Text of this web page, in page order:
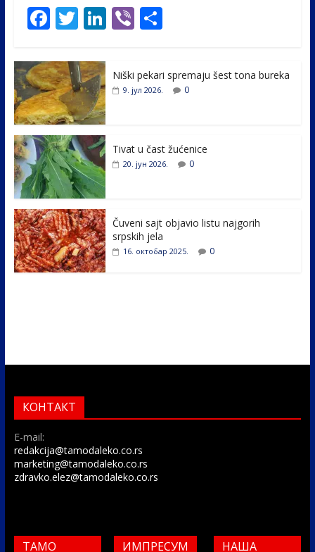
F
e
b
o
o
k
T
itt
er
Li
e
Vi
er
S
e
Niški pekari spremaju šest tona bureka
9. јул 2026. 0
Tivat u čast žućenice
20. јун 2026. 0
Čuveni sajt objavio listu najgorih
srpskih jela
16. октобар 2025. 0
КОНТАКТ
E-mail:
redakcija@tamodaleko.co.rs
marketing@tamodaleko.co.rs
zdravko.elez@tamodaleko.co.rs
ТАМО
ИМПРЕСУМ
НАША